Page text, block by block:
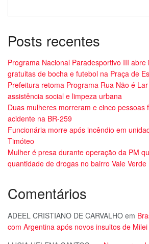
Posts recentes
Programa Nacional Paradesportivo III
gratuitas de bocha e futebol na Praça de
Prefeitura retoma Programa Rua Não é
assistência social e limpeza urbana
Duas mulheres morreram e cinco pessoas
acidente na BR-259
Funcionária morre após incêndio em
Timóteo
Mulher é presa durante operação da PM
quantidade de drogas no bairro Vale Verde
Comentários
ADEEL CRISTIANO DE CARVALHO em
com Argentina após novos insultos de Milei